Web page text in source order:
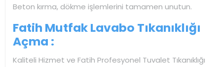
Beton kırma, dökme işlemlerini tamamen unutun.
Fatih Mutfak Lavabo Tıkanıklığı
Açma :
Kaliteli Hizmet ve Fatih Profesyonel Tuvalet Tıkanıklığı